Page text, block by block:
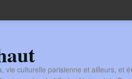
vie culturelle parisienne et ailleurs, et